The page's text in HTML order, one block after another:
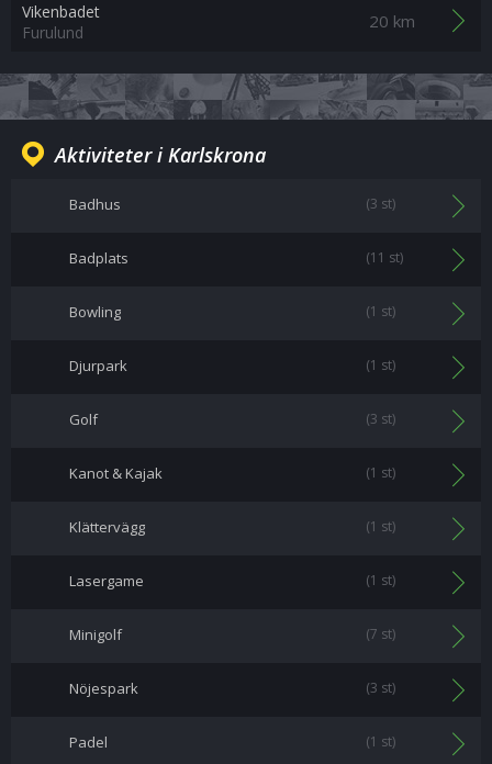
Vikenbadet
Furulund
20 km
Aktiviteter i Karlskrona
Badhus (3 st)
Badplats (11 st)
Bowling (1 st)
Djurpark (1 st)
Golf (3 st)
Kanot & Kajak (1 st)
Klättervägg (1 st)
Lasergame (1 st)
Minigolf (7 st)
Nöjespark (3 st)
Padel (1 st)